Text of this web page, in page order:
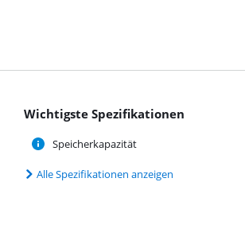
Wichtigste Spezifikationen
Speicherkapazität
Alle Spezifikationen anzeigen